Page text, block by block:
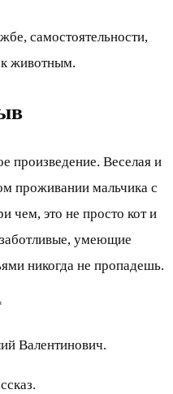
самостоятельности,
животным.
произведение. Веселая и
проживании мальчика с
это не просто кот и
умеющие
никогда не пропадешь.
Валентинович.